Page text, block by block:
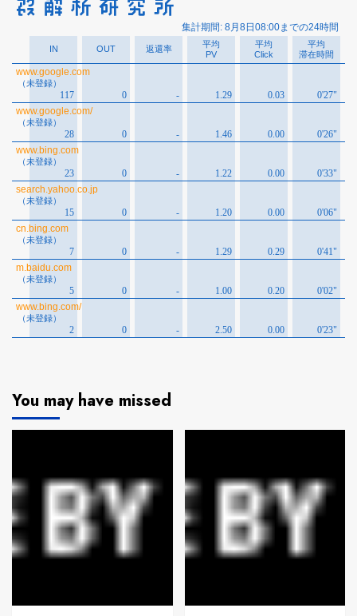
You may have missed